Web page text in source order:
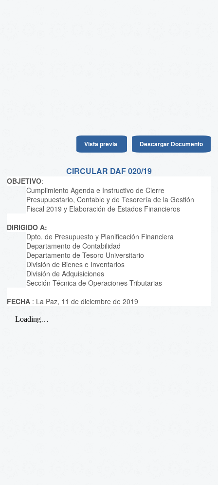
Vista previa Descargar Documento
CIRCULAR DAF 020/19
OBJETIVO:
Cumplimiento Agenda e Instructivo de Cierre
Presupuestario, Contable y de Tesorería de la Gestión
Fiscal 2019 y Elaboración de Estados Financieros
DIRIGIDO A:
Dpto. de Presupuesto y Planificación Financiera
Departamento de Contabilidad
Departamento de Tesoro Universitario
División de Bienes e Inventarios
División de Adquisiciones
Sección Técnica de Operaciones Tributarias
FECHA : La Paz, 11 de diciembre de 2019